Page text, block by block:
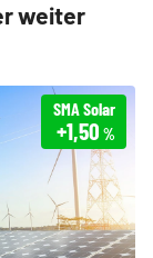
weiter
SMA Solar
+1,50 %